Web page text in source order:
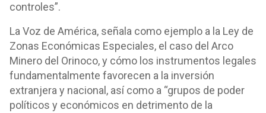
controles”.
La Voz de América, señala como ejemplo a la Ley de
Zonas Económicas Especiales, el caso del Arco
Minero del Orinoco, y cómo los instrumentos legales
fundamentalmente favorecen a la inversión
extranjera y nacional, así como a “grupos de poder
políticos y económicos en detrimento de la